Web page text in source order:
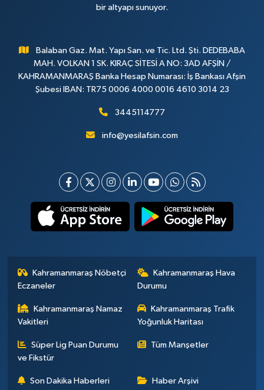
bir altyapı sunuyor.
Balaban Gaz. Mat. Yapı San. ve Tic. Ltd. Şti. DEDEBABA
MAH. VOLKAN 1 SK. KIRAÇ SİTESİ A NO: 3AD AFŞİN /
KAHRAMANMARAŞ Banka Hesap Numarası: İş Bankası Afşin
Şubesi IBAN: TR75 0006 4000 0016 4610 3014 23
3445114777
info@yesilafsin.com
Kahramanmaraş Nöbetçi
Eczaneler
Kahramanmaraş Hava
Durumu
Kahramanmaraş Namaz
Vakitleri
Kahramanmaraş Trafik
Yoğunluk Haritası
Süper Lig Puan Durumu
ve Fikstür
Tüm Manşetler
Son Dakika Haberleri Haber Arşivi